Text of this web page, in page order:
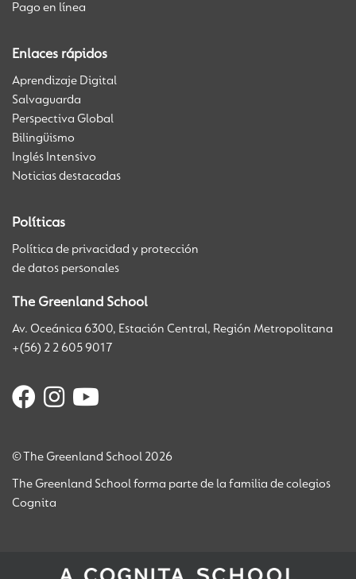
Pago en línea
Enlaces rápidos
Aprendizaje Digital
Salvaguarda
Perspectiva Global
Bilingüismo
Inglés Intensivo
Noticias destacadas
Políticas
Política de privacidad y protección
de datos personales
The Greenland School
Av. Oceánica 6300, Estación Central, Región Metropolitana
+(56) 2 2 605 9017
© The Greenland School 2026
The Greenland School forma parte de la familia de colegios
Cognita